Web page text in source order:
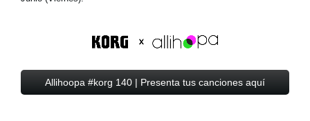
Allihoopa #korg 140 | Presenta tus canciones aquí